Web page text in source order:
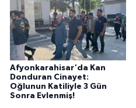
Afyonkarahisar'da Kan
Donduran Cinayet:
Oğlunun Katiliyle 3 Gün
Sonra Evlenmiş!